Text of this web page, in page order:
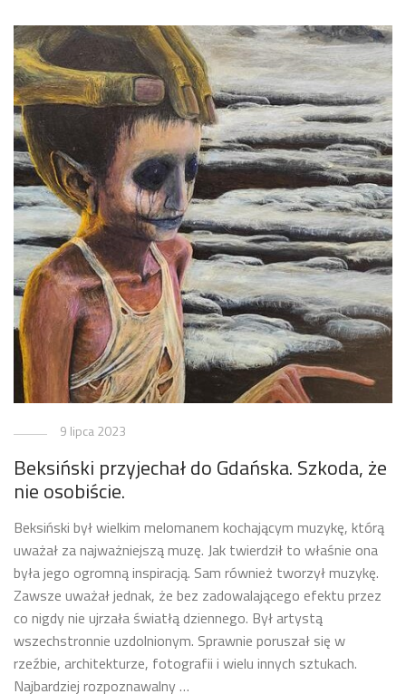
9 lipca 2023
Beksiński przyjechał do Gdańska. Szkoda, że
nie osobiście.
Beksiński był wielkim melomanem kochającym muzykę, którą
uważał za najważniejszą muzę. Jak twierdził to właśnie ona
była jego ogromną inspiracją. Sam również tworzył muzykę.
Zawsze uważał jednak, że bez zadowalającego efektu przez
co nigdy nie ujrzała światłą dziennego. Był artystą
wszechstronnie uzdolnionym. Sprawnie poruszał się w
rzeźbie, architekturze, fotografii i wielu innych sztukach.
Najbardziej rozpoznawalny …